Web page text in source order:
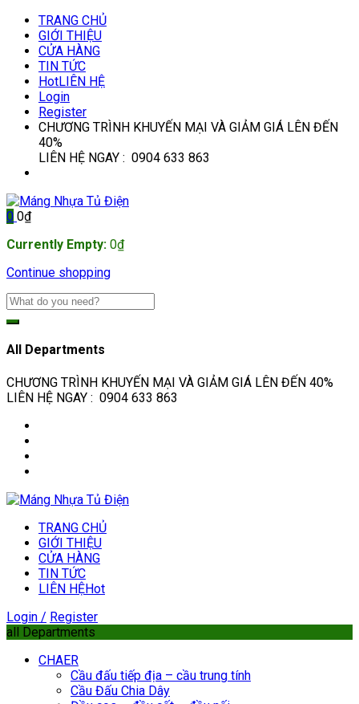
TRANG CHỦ
GIỚI THIỆU
CỬA HÀNG
TIN TỨC
HotLIÊN HỆ
Login
Register
CHƯƠNG TRÌNH KHUYẾN MẠI VÀ GIẢM GIÁ LÊN ĐẾN
40%
LIÊN HỆ NGAY : 0904 633 863
0 0₫
Currently Empty: 0₫
Continue shopping
All Departments
CHƯƠNG TRÌNH KHUYẾN MẠI VÀ GIẢM GIÁ LÊN ĐẾN 40%
LIÊN HỆ NGAY : 0904 633 863
TRANG CHỦ
GIỚI THIỆU
CỬA HÀNG
TIN TỨC
LIÊN HỆHot
Login / Register
all Departments
CHAER
Cầu đấu tiếp địa – cầu trung tính
Cầu Đấu Chia Dây